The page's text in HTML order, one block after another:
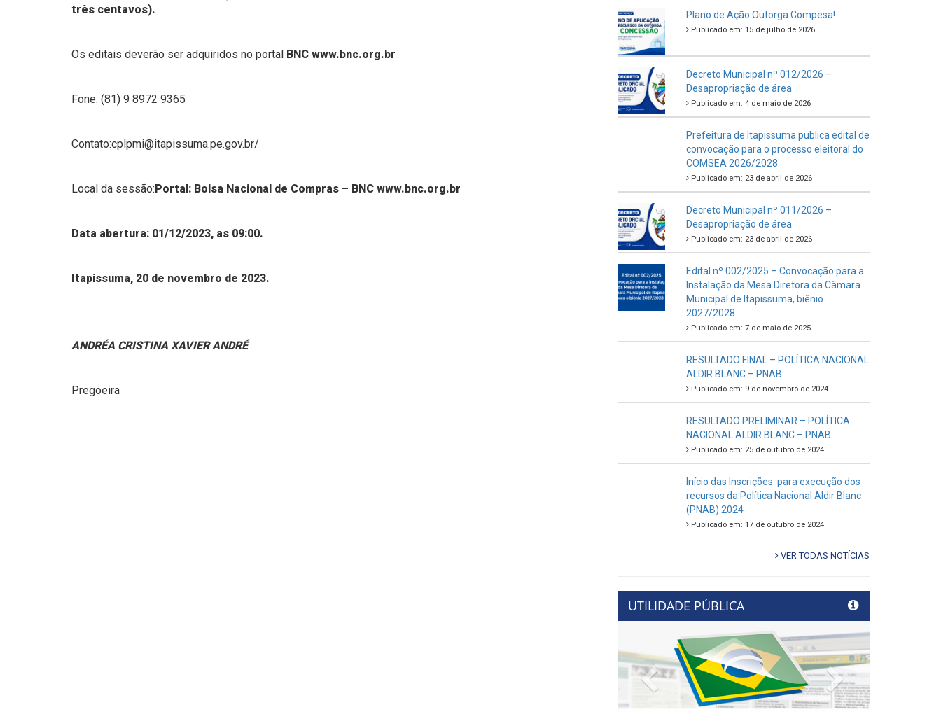
três centavos).
Os editais deverão ser adquiridos no portal BNC www.bnc.org.br
Fone: (81) 9 8972 9365
Contato:cplpmi@itapissuma.pe.gov.br/
Local da sessão:Portal: Bolsa Nacional de Compras – BNC www.bnc.org.br
Data abertura: 01/12/2023, as 09:00.
Itapissuma, 20 de novembro de 2023.
ANDRÉA CRISTINA XAVIER ANDRÉ
Pregoeira
Plano de Ação Outorga Compesa!
Publicado em: 15 de julho de 2026
Decreto Municipal nº 012/2026 –
Desapropriação de área
Publicado em: 4 de maio de 2026
Prefeitura de Itapissuma publica edital de
convocação para o processo eleitoral do
COMSEA 2026/2028
Publicado em: 23 de abril de 2026
Decreto Municipal nº 011/2026 –
Desapropriação de área
Publicado em: 23 de abril de 2026
Edital nº 002/2025 – Convocação para a
Instalação da Mesa Diretora da Câmara
Municipal de Itapissuma, biênio
2027/2028
Publicado em: 7 de maio de 2025
RESULTADO FINAL – POLÍTICA NACIONAL
ALDIR BLANC – PNAB
Publicado em: 9 de novembro de 2024
RESULTADO PRELIMINAR – POLÍTICA
NACIONAL ALDIR BLANC – PNAB
Publicado em: 25 de outubro de 2024
Início das Inscrições para execução dos
recursos da Política Nacional Aldir Blanc
(PNAB) 2024
Publicado em: 17 de outubro de 2024
VER TODAS NOTÍCIAS
UTILIDADE PÚBLICA
Previous Next